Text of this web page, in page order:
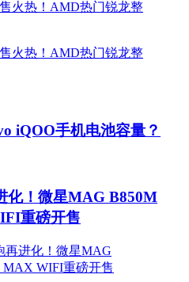
iQOO手机电池容量？
化！微星MAG B850M
重磅开售